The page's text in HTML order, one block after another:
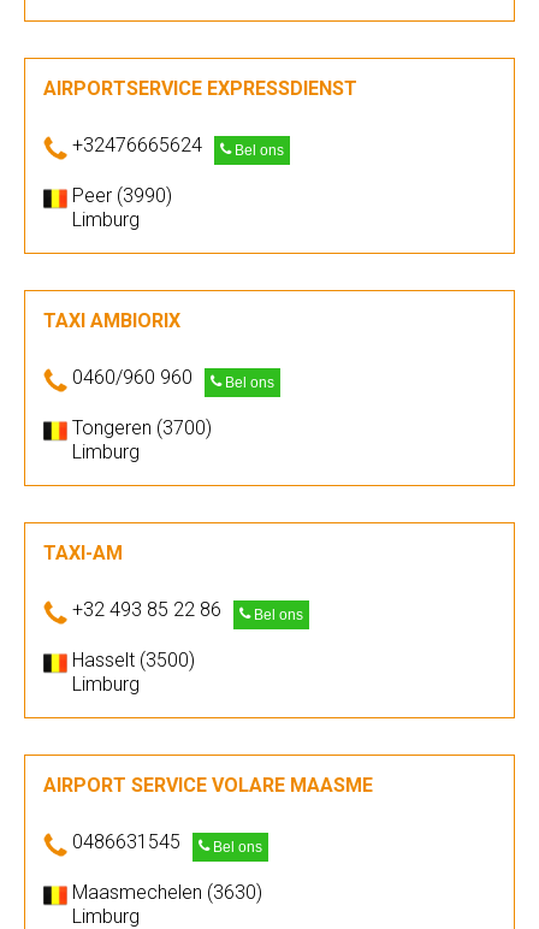
AIRPORTSERVICE EXPRESSDIENST
+32476665624 Bel ons
Peer (3990)
Limburg
TAXI AMBIORIX
0460/960 960 Bel ons
Tongeren (3700)
Limburg
TAXI-AM
+32 493 85 22 86 Bel ons
Hasselt (3500)
Limburg
AIRPORT SERVICE VOLARE MAASME
0486631545 Bel ons
Maasmechelen (3630)
Limburg